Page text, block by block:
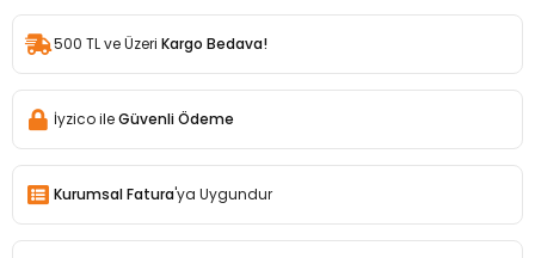
500 TL ve Üzeri Kargo Bedava!
İyzico ileGüvenli Ödeme
Kurumsal Fatura'ya Uygundur